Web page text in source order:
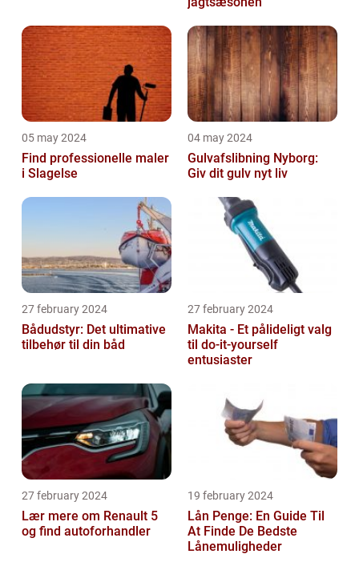
05 may 2024
Find professionelle maler
i Slagelse
04 may 2024
Gulvafslibning Nyborg:
Giv dit gulv nyt liv
27 february 2024
Bådudstyr: Det ultimative
tilbehør til din båd
27 february 2024
Makita - Et pålideligt valg
til do-it-yourself
entusiaster
27 february 2024
Lær mere om Renault 5
og find autoforhandler
19 february 2024
Lån Penge: En Guide Til
At Finde De Bedste
Lånemuligheder